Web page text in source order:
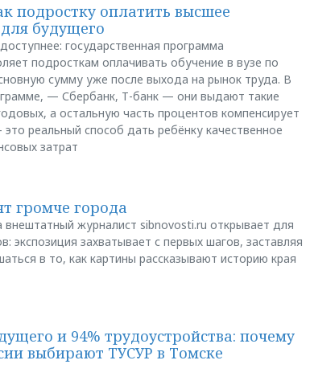
подростку оплатить высшее
будущего
государственная программа
подросткам оплачивать обучение в вузе по
сумму уже после выхода на рынок труда. В
— Сбербанк, Т-банк — они выдают такие
а остальную часть процентов компенсирует
реальный способ дать ребёнку качественное
затрат
громче города
внештатный журналист sibnovosti.ru открывает для
экспозиция захватывает с первых шагов, заставляя
в то, как картины рассказывают историю края
и 94% трудоустройства: почему
выбирают ТУСУР в Томске